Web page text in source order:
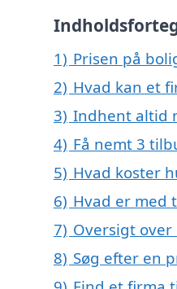
1) Prisen på
2) Hvad kan et
3) Indhent altid
4) Få nemt 3
5) Hvad koster
6) Hvad er med
7) Oversigt
8) Søg efter en